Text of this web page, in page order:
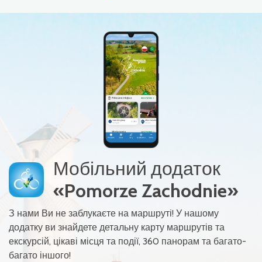
Мобільний додаток
«Pomorze Zachodnie»
З нами Ви не заблукаєте на маршруті! У нашому
додатку ви знайдете детальну карту маршрутів та
екскурсій, цікаві місця та події, 360 панорам та багато-
багато іншого!